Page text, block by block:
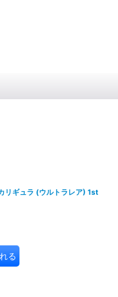
リギュラ (ウルトラレア) 1st
る